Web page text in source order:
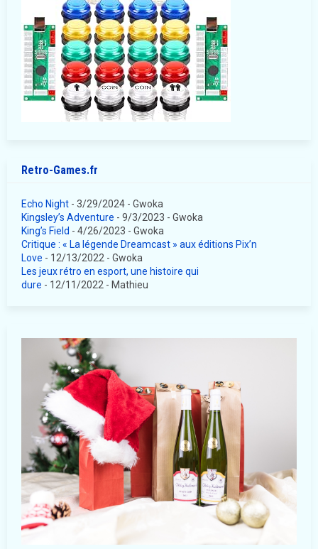
Retro-Games.fr
Echo Night - 3/29/2024 - Gwoka
Kingsley’s Adventure - 9/3/2023 - Gwoka
King’s Field - 4/26/2023 - Gwoka
Critique : « La légende Dreamcast » aux éditions Pix’n
Love - 12/13/2022 - Gwoka
Les jeux rétro en esport, une histoire qui
dure - 12/11/2022 - Mathieu